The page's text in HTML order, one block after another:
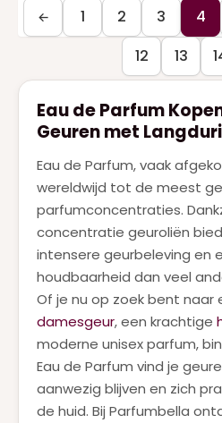
← 1 2 3 4
12
13
Eau de Parfum
Geuren met
Eau de Parfum, vaak
wereldwijd tot de meest
parfumconcentraties.
concentratie geuroliën
intensere geurbeleving en
houdbaarheid dan veel
Of je nu op zoek bent naar
damesgeur, een krachtige
moderne unisex parfum,
Eau de Parfum vind je
aanwezig blijven en zich
de huid. Bij Parfumbella